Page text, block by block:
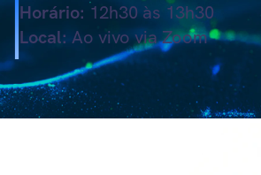
Horário: 12h30 às 13h30
Local: Ao vivo via Zoom